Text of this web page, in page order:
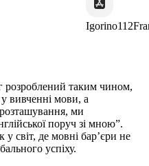
розроблений таким чином,
вивченні мови, а
ми
поруч зі мною”.
у світ, де мовні бар’єри не
успіху.